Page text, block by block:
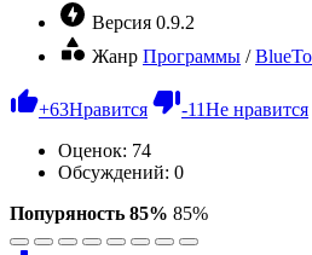
Версия 0.9.2
Жанр Программы /
+63Нравится -11Не нравится
Оценок: 74
Обсуждений: 0
Попуряность 85% 85%